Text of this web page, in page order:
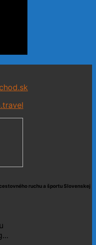
ruchu a športu Slovenskej